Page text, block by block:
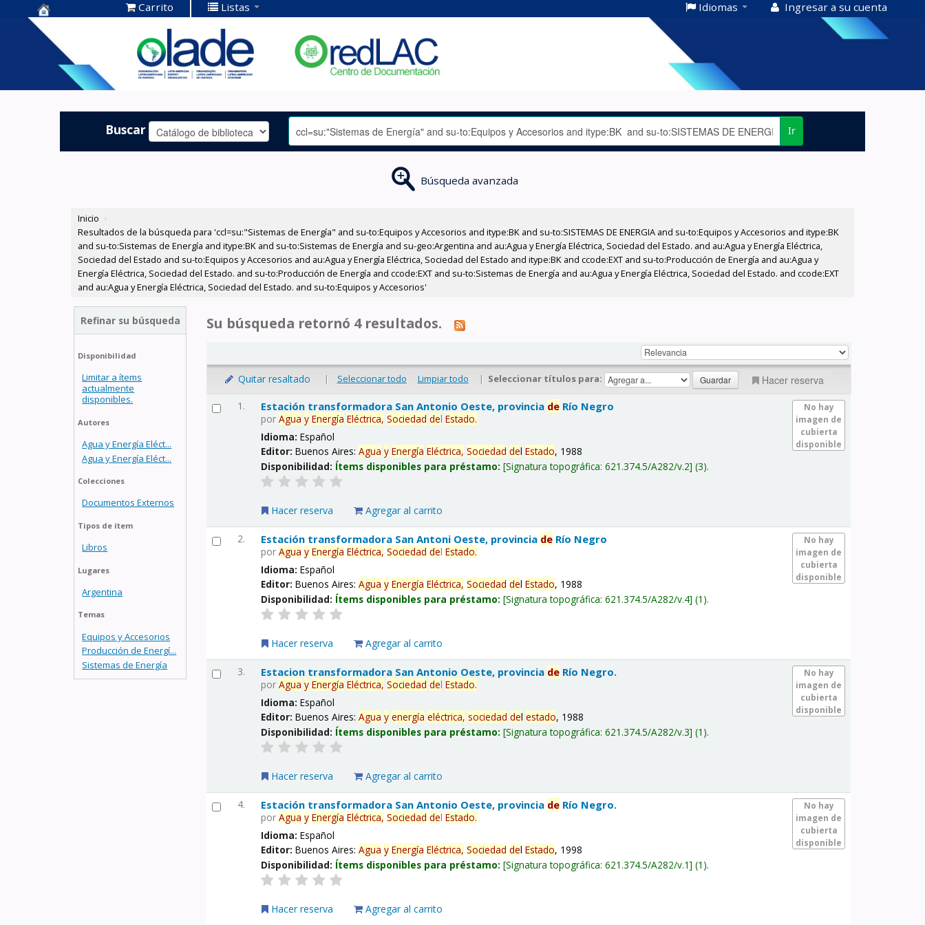
Centro de
Documentación
OLADE -
Carrito Listas Idiomas Ingresar a su cuenta
Buscar Ir
Búsqueda avanzada
Inicio ›
Resultados de la búsqueda para 'ccl=su:"Sistemas de Energía" and su-to:Equipos y Accesorios and itype:BK and su-to:SISTEMAS DE ENERGIA and su-to:Equipos y Accesorios and itype:BK
and su-to:Sistemas de Energía and itype:BK and su-to:Sistemas de Energía and su-geo:Argentina and au:Agua y Energía Eléctrica, Sociedad del Estado. and au:Agua y Energía Eléctrica,
Sociedad del Estado and su-to:Equipos y Accesorios and au:Agua y Energía Eléctrica, Sociedad del Estado and itype:BK and ccode:EXT and su-to:Producción de Energía and au:Agua y
Energía Eléctrica, Sociedad del Estado. and su-to:Producción de Energía and ccode:EXT and su-to:Sistemas de Energía and au:Agua y Energía Eléctrica, Sociedad del Estado. and ccode:EXT
and au:Agua y Energía Eléctrica, Sociedad del Estado. and su-to:Equipos y Accesorios'
Refinar su búsqueda
Disponibilidad
Limitar a ítems
actualmente
disponibles.
Autores
Agua y Energía Eléct...
Agua y Energía Eléct...
Colecciones
Documentos Externos
Tipos de ítem
Libros
Lugares
Argentina
Temas
Equipos y Accesorios
Producción de Energí...
Sistemas de Energía
Su búsqueda retornó 4 resultados.
Quitar resaltado | Seleccionar todo Limpiar todo | Seleccionar títulos para: Hacer reserva
1.
No hay
imagen de
cubierta
disponible
Estación transformadora San Antonio Oeste, provincia de Río Negro
porAgua y Energía Eléctrica, Sociedad delEstado.
Idioma:Español
Editor:Buenos Aires:Agua y Energía Eléctrica, Sociedad delEstado, 1988
Disponibilidad: Ítems disponibles para préstamo: Signatura topográfica:621.374.5/A282/v.2 (3).
Hacer reserva Agregar al carrito
2.
No hay
imagen de
cubierta
disponible
Estación transformadora San Antoni Oeste, provincia de Río Negro
porAgua y Energía Eléctrica, Sociedad delEstado.
Idioma:Español
Editor:Buenos Aires:Agua y Energía Eléctrica, Sociedad delEstado, 1988
Disponibilidad: Ítems disponibles para préstamo: Signatura topográfica:621.374.5/A282/v.4 (1).
Hacer reserva Agregar al carrito
3.
No hay
imagen de
cubierta
disponible
Estacion transformadora San Antonio Oeste, provincia de Río Negro.
porAgua y Energía Eléctrica, Sociedad delEstado.
Idioma:Español
Editor:Buenos Aires:Agua y energía eléctrica, sociedad delestado, 1988
Disponibilidad: Ítems disponibles para préstamo: Signatura topográfica:621.374.5/A282/v.3 (1).
Hacer reserva Agregar al carrito
4.
No hay
imagen de
cubierta
disponible
Estación transformadora San Antonio Oeste, provincia de Río Negro.
porAgua y Energía Eléctrica, Sociedad delEstado.
Idioma:Español
Editor:Buenos Aires:Agua y Energía Eléctrica, Sociedad delEstado, 1998
Disponibilidad: Ítems disponibles para préstamo: Signatura topográfica:621.374.5/A282/v.1 (1).
Hacer reserva Agregar al carrito